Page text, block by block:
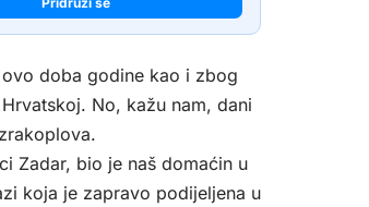
doba godine kao i zbog
No, kažu nam, dani
Zadar, bio je naš domaćin u
koja je zapravo podijeljena u